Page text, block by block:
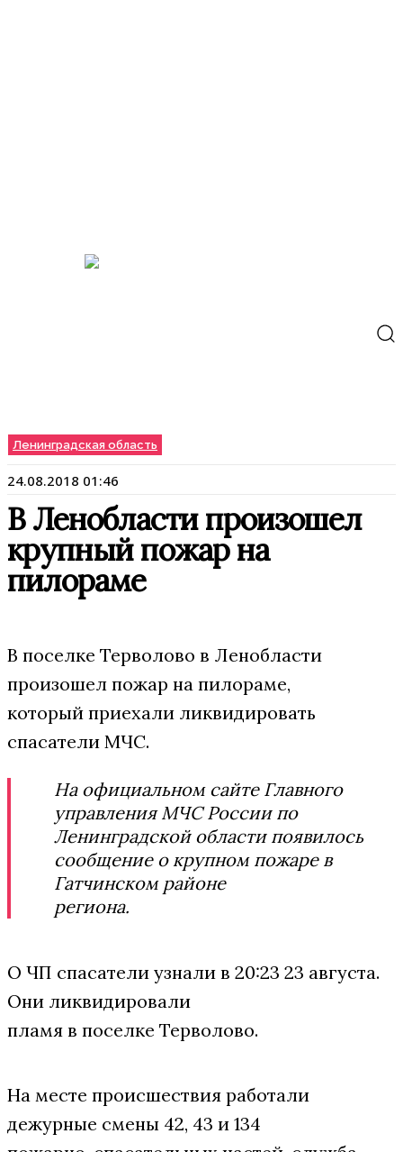
Ленинградская область
24.08.2018 01:46
В Ленобласти произошел
крупный пожар на
пилораме
В поселке Терволово в Ленобласти
произошел пожар на пилораме,
который приехали ликвидировать
спасатели МЧС.
На официальном сайте Главного
управления МЧС России по
Ленинградской области появилось
сообщение о крупном пожаре в
Гатчинском районе
региона.
О ЧП спасатели узнали в 20:23 23 августа.
Они ликвидировали
пламя в поселке Терволово.
На месте происшествия работали
дежурные смены 42, 43 и 134